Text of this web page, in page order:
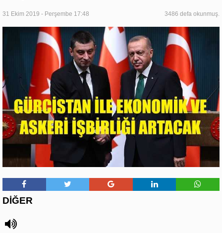
31 Ekim 2019 - Perşembe 17:48 3486 defa okunmuş.
DİĞER